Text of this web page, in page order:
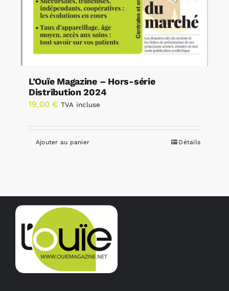
L’Ouïe Magazine – Hors-série
Distribution 2024
19,00 € TVA incluse
Ajouter au panier Détails